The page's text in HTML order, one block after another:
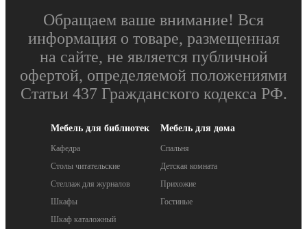
Обращаем ваше внимание! Вся
информация о товаре, размещенная
на сайте, не является публичной
офертой, определяемой положениями
Статьи 437 Гражданского кодекса РФ.
Мебель для библиотек
Кафедра
Столы читательские
Стеллаж для журналов
Шкафы
Шкаф каталожный
Мебель для дома
Спальня
Детская комната
Прихожие
Гостиные